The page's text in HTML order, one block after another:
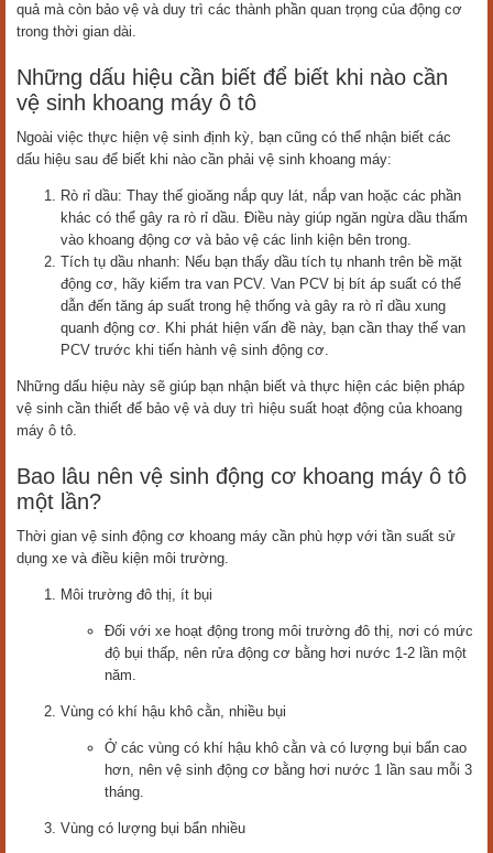
quả mà còn bảo vệ và duy trì các thành phần quan trọng của động cơ
trong thời gian dài.
Những dấu hiệu cần biết để biết khi nào cần
vệ sinh khoang máy ô tô
Ngoài việc thực hiện vệ sinh định kỳ, bạn cũng có thể nhận biết các
dấu hiệu sau để biết khi nào cần phải vệ sinh khoang máy:
Rò rỉ dầu: Thay thế gioăng nắp quy lát, nắp van hoặc các phần
khác có thể gây ra rò rỉ dầu. Điều này giúp ngăn ngừa dầu thấm
vào khoang động cơ và bảo vệ các linh kiện bên trong.
Tích tụ dầu nhanh: Nếu bạn thấy dầu tích tụ nhanh trên bề mặt
động cơ, hãy kiểm tra van PCV. Van PCV bị bít áp suất có thể
dẫn đến tăng áp suất trong hệ thống và gây ra rò rỉ dầu xung
quanh động cơ. Khi phát hiện vấn đề này, bạn cần thay thế van
PCV trước khi tiến hành vệ sinh động cơ.
Những dấu hiệu này sẽ giúp bạn nhận biết và thực hiện các biện pháp
vệ sinh cần thiết để bảo vệ và duy trì hiệu suất hoạt động của khoang
máy ô tô.
Bao lâu nên vệ sinh động cơ khoang máy ô tô
một lần?
Thời gian vệ sinh động cơ khoang máy cần phù hợp với tần suất sử
dụng xe và điều kiện môi trường.
Môi trường đô thị, ít bụi
Đối với xe hoạt động trong môi trường đô thị, nơi có mức
độ bụi thấp, nên rửa động cơ bằng hơi nước 1-2 lần một
năm.
Vùng có khí hậu khô cằn, nhiều bụi
Ở các vùng có khí hậu khô cằn và có lượng bụi bẩn cao
hơn, nên vệ sinh động cơ bằng hơi nước 1 lần sau mỗi 3
tháng.
Vùng có lượng bụi bẩn nhiều